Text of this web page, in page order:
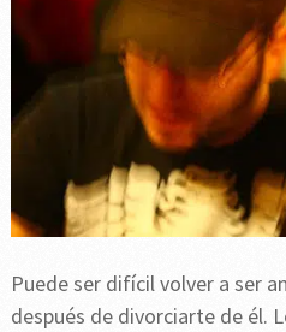
Puede ser difícil volver a ser
después de divorciarte de él.